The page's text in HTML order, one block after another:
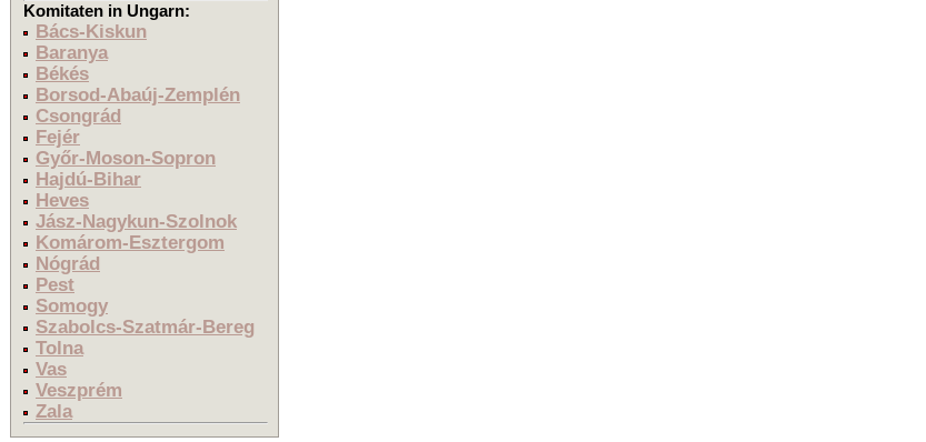
Komitaten in Ungarn:
Bács-Kiskun
Baranya
Békés
Borsod-Abaúj-Zemplén
Csongrád
Fejér
Győr-Moson-Sopron
Hajdú-Bihar
Heves
Jász-Nagykun-Szolnok
Komárom-Esztergom
Nógrád
Pest
Somogy
Szabolcs-Szatmár-Bereg
Tolna
Vas
Veszprém
Zala